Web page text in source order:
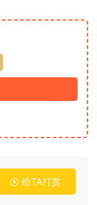
给TA打赏